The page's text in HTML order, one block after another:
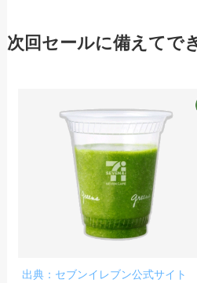
次回セールに備えてで
出典：セブンイレブン公式サイト